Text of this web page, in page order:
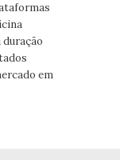
duração
em